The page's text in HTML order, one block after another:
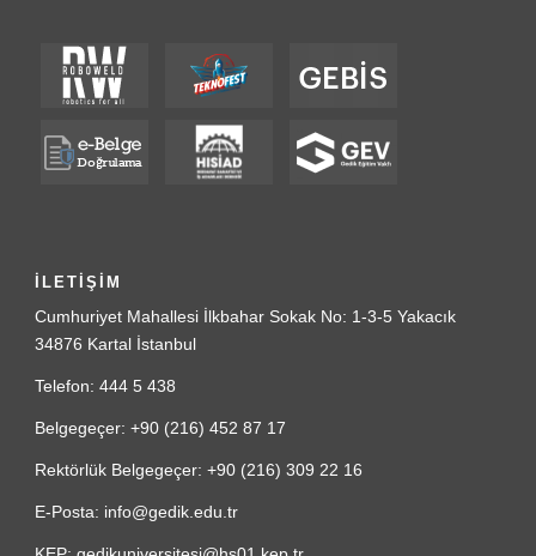
İLETİŞİM
Cumhuriyet Mahallesi İlkbahar Sokak No: 1-3-5 Yakacık
34876 Kartal İstanbul
Telefon: 444 5 438
Belgegeçer: +90 (216) 452 87 17
Rektörlük Belgegeçer: +90 (216) 309 22 16
E-Posta: info@gedik.edu.tr